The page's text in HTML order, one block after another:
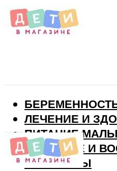
ЛЕЧЕНИЕ И
ПИТАНИЕ
РАЗВИТИЕ И
ВИТАМИНЫ